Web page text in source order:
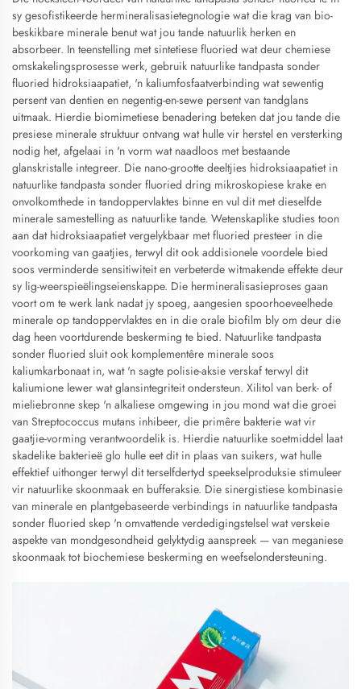
sy gesofistikeerde hermineralisasietegnologie wat die krag van bio-
beskikbare minerale benut wat jou tande natuurlik herken en
absorbeer. In teenstelling met sintetiese fluoried wat deur chemiese
omskakelingsprosesse werk, gebruik natuurlike tandpasta sonder
fluoried hidroksiaapatiet, 'n kaliumfosfaatverbinding wat sewentig
persent van dentien en negentig-en-sewe persent van tandglans
uitmaak. Hierdie biomimetiese benadering beteken dat jou tande die
presiese minerale struktuur ontvang wat hulle vir herstel en versterking
nodig het, afgelaai in 'n vorm wat naadloos met bestaande
glanskristalle integreer. Die nano-grootte deeltjies hidroksiaapatiet in
natuurlike tandpasta sonder fluoried dring mikroskopiese krake en
onvolkomthede in tandoppervlaktes binne en vul dit met dieselfde
minerale samestelling as natuurlike tande. Wetenskaplike studies toon
aan dat hidroksiaapatiet vergelykbaar met fluoried presteer in die
voorkoming van gaatjies, terwyl dit ook addisionele voordele bied
soos verminderde sensitiwiteit en verbeterde witmakende effekte deur
sy lig-weerspieëlingseienskappe. Die hermineralisasieproses gaan
voort om te werk lank nadat jy spoeg, aangesien spoorhoeveelhede
minerale op tandoppervlaktes en in die orale biofilm bly om deur die
dag heen voortdurende beskerming te bied. Natuurlike tandpasta
sonder fluoried sluit ook komplementêre minerale soos
kaliumkarbonaat in, wat 'n sagte polisie-aksie verskaf terwyl dit
kaliumione lewer wat glansintegriteit ondersteun. Xilitol van berk- of
mieliebronne skep 'n alkaliese omgewing in jou mond wat die groei
van Streptococcus mutans inhibeer, die primêre bakterie wat vir
gaatjie-vorming verantwoordelik is. Hierdie natuurlike soetmiddel laat
skadelike bakterieë glo hulle eet dit in plaas van suikers, wat hulle
effektief uithonger terwyl dit terselfdertyd speekselproduksie stimuleer
vir natuurlike skoonmaak en bufferaksie. Die sinergistiese kombinasie
van minerale en plantgebaseerde verbindings in natuurlike tandpasta
sonder fluoried skep 'n omvattende verdedigingstelsel wat verskeie
aspekte van mondgesondheid gelyktydig aanspreek — van meganiese
skoonmaak tot biochemiese beskerming en weefselondersteuning.